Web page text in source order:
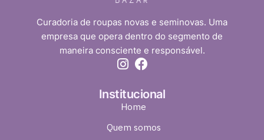
Curadoria de roupas novas e seminovas. Uma
empresa que opera dentro do segmento de
maneira consciente e responsável.
Institucional
Home
Quem somos